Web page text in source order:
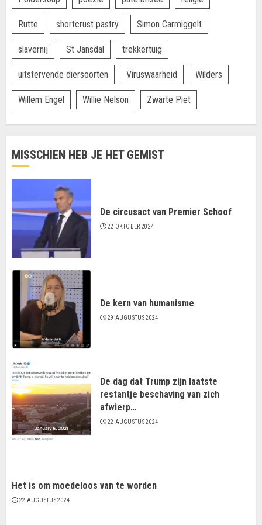
Rutte shortcrust pastry Simon Carmiggelt
slavernij St Jansdal trekkertuig
uitstervende diersoorten Viruswaarheid Wilders
Willem Engel Willie Nelson Zwarte Piet
MISSCHIEN HEB JE HET GEMIST
De circusact van Premier Schoof
22 OKTOBER 2024
De kern van humanisme
29 AUGUSTUS 2024
De dag dat Trump zijn laatste
restantje beschaving van zich
afwierp…
22 AUGUSTUS 2024
Het is om moedeloos van te worden
22 AUGUSTUS 2024